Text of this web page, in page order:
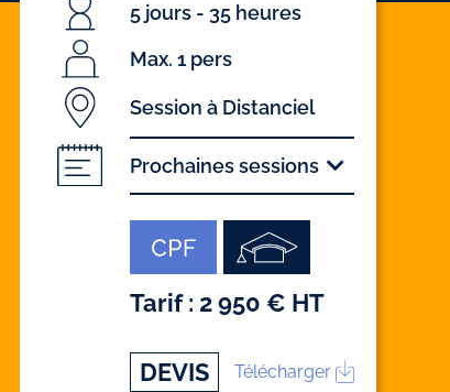
5 jours - 35 heures
Max. 1 pers
Session à Distanciel
Prochaines sessions
Tarif : 2 950 € HT
DEVIS Télécharger